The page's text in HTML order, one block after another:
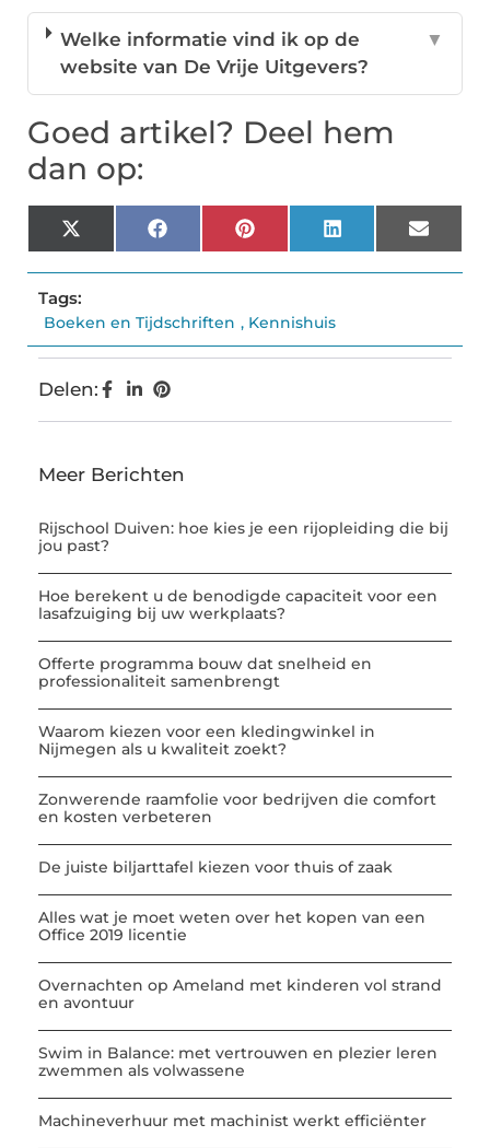
Welke informatie vind ik op de
website van De Vrije Uitgevers?
▼
Goed artikel? Deel hem
dan op:
X
(Twitter)
FacebookPinterestLinkedInEmail
Tags:
Boeken en Tijdschriften , Kennishuis
Delen:
Meer Berichten
Rijschool Duiven: hoe kies je een rijopleiding die bij
jou past?
Hoe berekent u de benodigde capaciteit voor een
lasafzuiging bij uw werkplaats?
Offerte programma bouw dat snelheid en
professionaliteit samenbrengt
Waarom kiezen voor een kledingwinkel in
Nijmegen als u kwaliteit zoekt?
Zonwerende raamfolie voor bedrijven die comfort
en kosten verbeteren
De juiste biljarttafel kiezen voor thuis of zaak
Alles wat je moet weten over het kopen van een
Office 2019 licentie
Overnachten op Ameland met kinderen vol strand
en avontuur
Swim in Balance: met vertrouwen en plezier leren
zwemmen als volwassene
Machineverhuur met machinist werkt efficiënter